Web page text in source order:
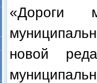
«Дороги
новой